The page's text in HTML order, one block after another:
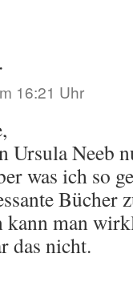
16:21 Uhr
Ursula Neeb
was ich so
Bücher
kann man
das nicht.